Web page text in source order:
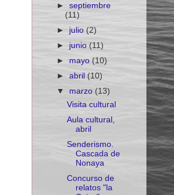
►septiembre
(11)
► julio(2)
►junio (11)
► mayo(10)
►abril(10)
▼ marzo (13)
Visita cultural
Aula cultural,
abril
Senderismo.
Cascada de
Nonaya
Concurso de
relatos "la